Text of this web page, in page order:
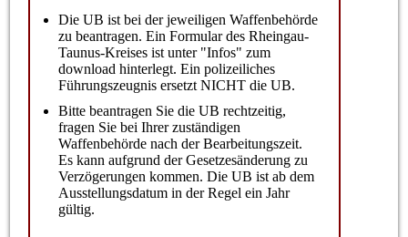
Die UB ist bei der jeweiligen Waffenbehörde
zu beantragen. Ein Formular des Rheingau-
Taunus-Kreises ist unter "Infos" zum
download hinterlegt. Ein polizeiliches
Führungszeugnis ersetzt NICHT die UB.
Bitte beantragen Sie die UB rechtzeitig,
fragen Sie bei Ihrer zuständigen
Waffenbehörde nach der Bearbeitungszeit.
Es kann aufgrund der Gesetzesänderung zu
Verzögerungen kommen. Die UB ist ab dem
Ausstellungsdatum in der Regel ein Jahr
gültig.